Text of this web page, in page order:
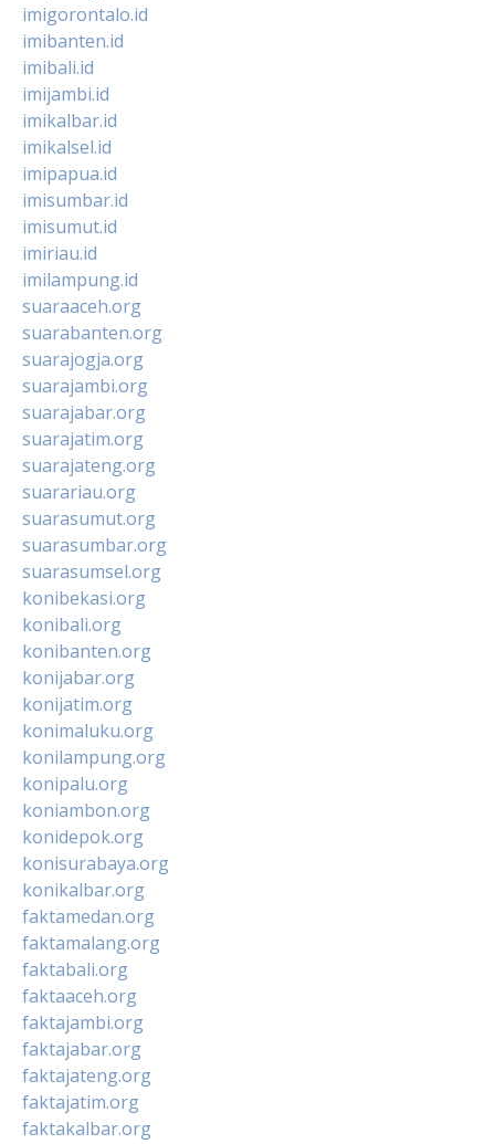
imigorontalo.id
imibanten.id
imibali.id
imijambi.id
imikalbar.id
imikalsel.id
imipapua.id
imisumbar.id
imisumut.id
imiriau.id
imilampung.id
suaraaceh.org
suarabanten.org
suarajogja.org
suarajambi.org
suarajabar.org
suarajatim.org
suarajateng.org
suarariau.org
suarasumut.org
suarasumbar.org
suarasumsel.org
konibekasi.org
konibali.org
konibanten.org
konijabar.org
konijatim.org
konimaluku.org
konilampung.org
konipalu.org
koniambon.org
konidepok.org
konisurabaya.org
konikalbar.org
faktamedan.org
faktamalang.org
faktabali.org
faktaaceh.org
faktajambi.org
faktajabar.org
faktajateng.org
faktajatim.org
faktakalbar.org